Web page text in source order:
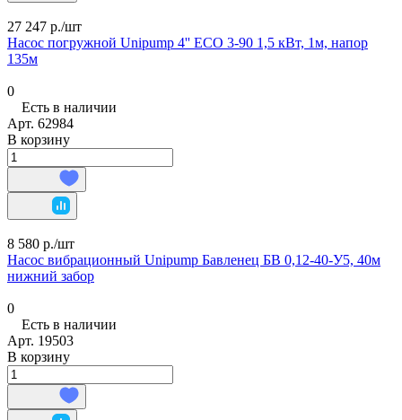
27 247 р./шт
Насос погружной Unipump 4'' ECO 3-90 1,5 кВт, 1м, напор
135м
0
Есть в наличии
Арт. 62984
В корзину
8 580 р./шт
Насос вибрационный Unipump Бавленец БВ 0,12-40-У5, 40м
нижний забор
0
Есть в наличии
Арт. 19503
В корзину